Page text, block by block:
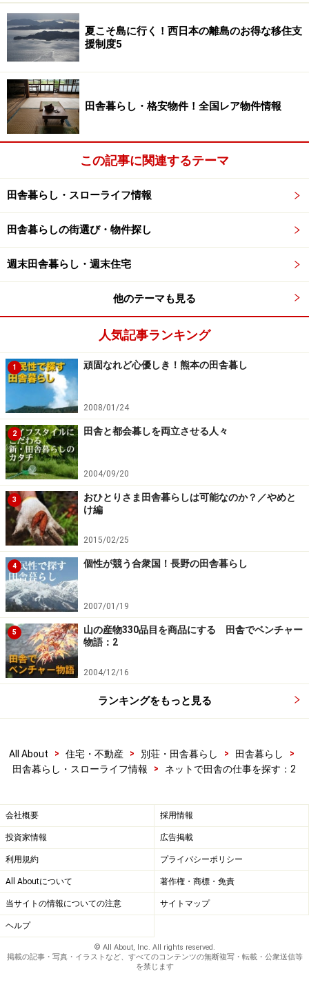
ます。ガーデニングを楽しみたい人たちへ、植物の育て
方や楽しみ方など正しい情報を提供する専門家。花のお
医者さんとも呼ばれています。
（社）日本家庭園芸普及協会＞＞
田舎で焼立てパン屋さんを開店したい人は
ココをチェック
製菓、製パン、カフェの独立開業やプロを目指す人のた
めの、専門スクールサイト。開業のノウハウ、商品構
にあった開業をサポートしています。 現場研修等の実践
的なカリキュラムが特徴。
リライブ フード アカデミー＞＞
田舎でSOHOを開業したい女性はココをチ
ェック
スタートアップから起業までの在宅ワークを考える、女
性向けSOHOサイトの老舗です。在宅ワークの心構えや
文章作成・CGI・HTMLなどの入門など、オンライン講座
の受講生を募集しています。
W-SOHOネットワーク＞＞
こちらもご参考に
●コタツで学ぶ田舎の仕事
失敗しない田舎暮らし／仕事編
● 地方で働くfrom All About
※記事内容は執筆時点のものです。最新の内容をご確認くださ
夏こそ島に行く！西日本の離島のお得な移住支
援制度5
田舎暮らし・格安物件！全国レア物件情報
この記事に関連するテーマ
田舎暮らし・スローライフ情報
田舎暮らしの街選び・物件探し
週末田舎暮らし・週末住宅
他のテーマも見る
人気記事ランキング
1 頑固なれど心優しき！熊本の田舎暮し
2008/01/24
2 田舎と都会暮しを両立させる人々
2004/09/20
3
おひとりさま田舎暮らしは可能なのか？／やめと
け編
2015/02/25
4 個性が競う合衆国！長野の田舎暮らし
2007/01/19
5
山の産物330品目を商品にする 田舎でベンチャー
物語：2
2004/12/16
ランキングをもっと見る
All About > 住宅・不動産 > 別荘・田舎暮らし > 田舎暮らし
>
田舎暮らし・スローライフ情報
> ネットで田舎の仕事を探す：2
会社概要 採用情報
投資家情報 広告掲載
利用規約 プライバシーポリシー
All Aboutについて 著作権・商標・免責
当サイトの情報についての注意 サイトマップ
ヘルプ
© All About, Inc. All rights reserved.
掲載の記事・写真・イラストなど、すべてのコンテンツの無断複写・転載・公衆送信等
を禁じます